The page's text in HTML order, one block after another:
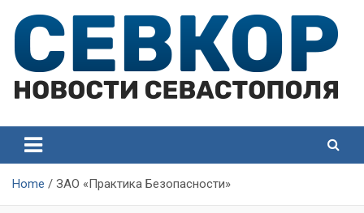
content
Севастополя
Севастополя
Home ЗАО «Практика Безопасности»